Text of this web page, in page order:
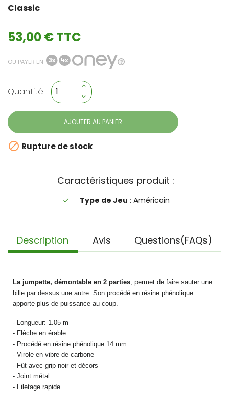
Classic
53,00 € TTC
OU PAYER EN
Quantité
AJOUTER AU PANIER
 Rupture de stock
Caractéristiques produit :
done Type de Jeu : Américain
Description Avis Questions(FAQs)
La jumpette, démontable en 2 parties , permet de faire sauter une
bille par dessus une autre. Son procédé en résine phénolique
apporte plus de puissance au coup.
- Longueur: 1.05 m
- Flèche en érable
- Procédé en résine phénolique 14 mm
- Virole en vibre de carbone
- Fût avec grip noir et décors
- Joint métal
- Filetage rapide.